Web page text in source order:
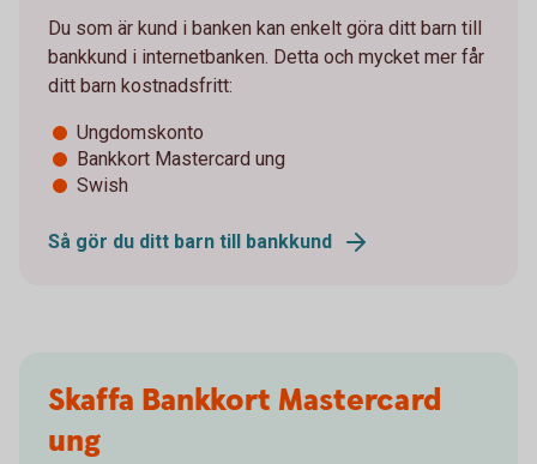
Du som är kund i banken kan enkelt göra ditt barn till
bankkund i internetbanken. Detta och mycket mer får
ditt barn kostnadsfritt:
Ungdomskonto
Bankkort Mastercard ung
Swish
Så gör du ditt barn till bankkund
Skaffa Bankkort Mastercard
ung